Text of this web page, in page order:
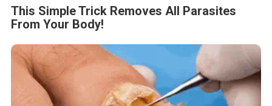
This Simple Trick Removes All Parasites
From Your Body!